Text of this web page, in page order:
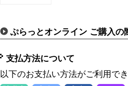
ぷらっとオンライン ご購入の
支払方法について
以下のお支払い方法がご利用で